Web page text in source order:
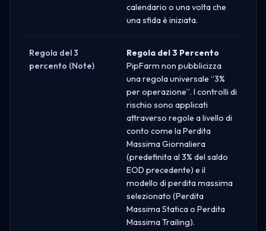
calendario o una volta che
una sfida è iniziata.
Regola del 3
percento (Note)
Regola del 3 Percento
PipFarm non pubblicizza
una regola universale “3%
per operazione”. I controlli di
rischio sono applicati
attraverso regole a livello di
conto come la Perdita
Massima Giornaliera
(predefinita al 3% del saldo
EOD precedente) e il
modello di perdita massima
selezionato (Perdita
Massima Statica o Perdita
Massima Trailing).